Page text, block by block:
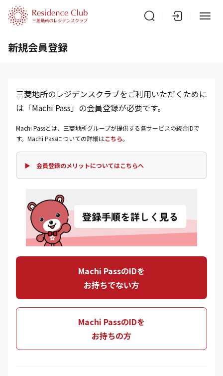
新規会員登録
三菱地所のレジデンスクラブをご利用いただくために
は「Machi Pass」の会員登録が必要です。
Machi Passとは、三菱地所グループが提供する各サービスの統合IDで
す。Machi Passについての詳細はこちら。
▶ 会員登録のメリットについてはこちらへ
Machi PassのIDを
お持ちでない方
Machi PassのIDを
お持ちの方